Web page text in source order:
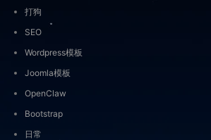
打狗
SEO
Wordpress模板
Joomla模板
OpenClaw
Bootstrap
日常